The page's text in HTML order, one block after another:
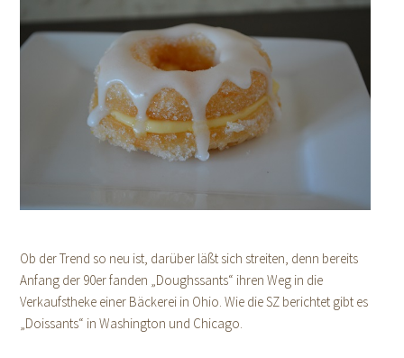
Ob der Trend so neu ist, darüber läßt sich streiten, denn bereits
Anfang der 90er fanden „Doughssants“ ihren Weg in die
Verkaufstheke einer Bäckerei in Ohio. Wie die SZ berichtet gibt es
„Doissants“ in Washington und Chicago.